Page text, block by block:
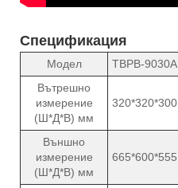
Спецификация
Модел TBPB-9030A
Вътрешно
измерение
(Ш*Д*В) мм
320*320*300
Външно
измерение
(Ш*Д*В) мм
665*600*555